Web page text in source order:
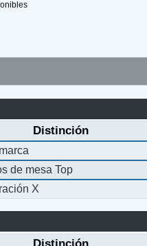
Distinción
de mesa Top
X